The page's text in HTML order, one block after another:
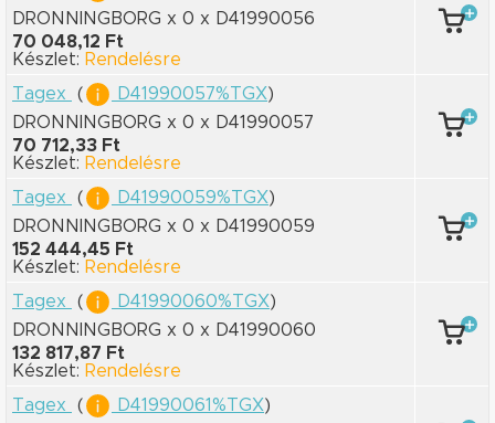
DRONNINGBORG x 0 x D41990056
70 048,12 Ft
Készlet: Rendelésre
Tagex
( D41990057%TGX)
DRONNINGBORG x 0 x D41990057
70 712,33 Ft
Készlet: Rendelésre
Tagex
( D41990059%TGX)
DRONNINGBORG x 0 x D41990059
152 444,45 Ft
Készlet: Rendelésre
Tagex
( D41990060%TGX)
DRONNINGBORG x 0 x D41990060
132 817,87 Ft
Készlet: Rendelésre
Tagex
( D41990061%TGX)